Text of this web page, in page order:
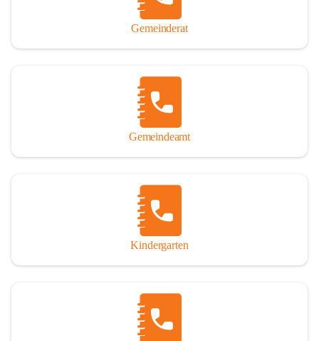
Gemeinderat
Gemeindeamt
Kindergarten